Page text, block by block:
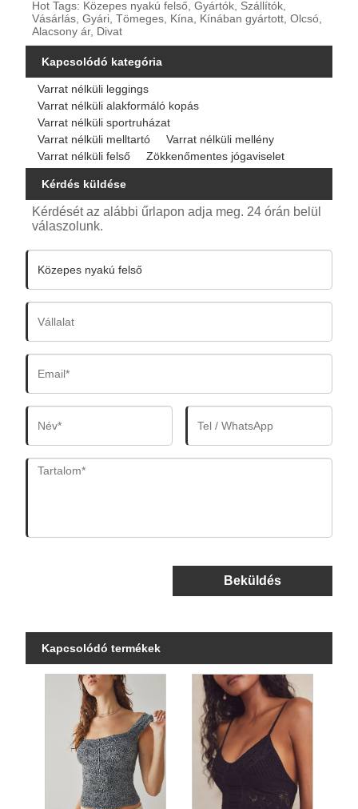
Hot Tags: Közepes nyakú felső, Gyártók, Szállítók,
Vásárlás, Gyári, Tömeges, Kína, Kínában gyártott, Olcsó,
Alacsony ár, Divat
Kapcsolódó kategória
Varrat nélküli leggings
Varrat nélküli alakformáló kopás
Varrat nélküli sportruházat
Varrat nélküli melltartó
Varrat nélküli mellény
Varrat nélküli felső
Zökkenőmentes jógaviselet
Kérdés küldése
Kérdését az alábbi űrlapon adja meg. 24 órán belül
válaszolunk.
Beküldés
Kapcsolódó termékek